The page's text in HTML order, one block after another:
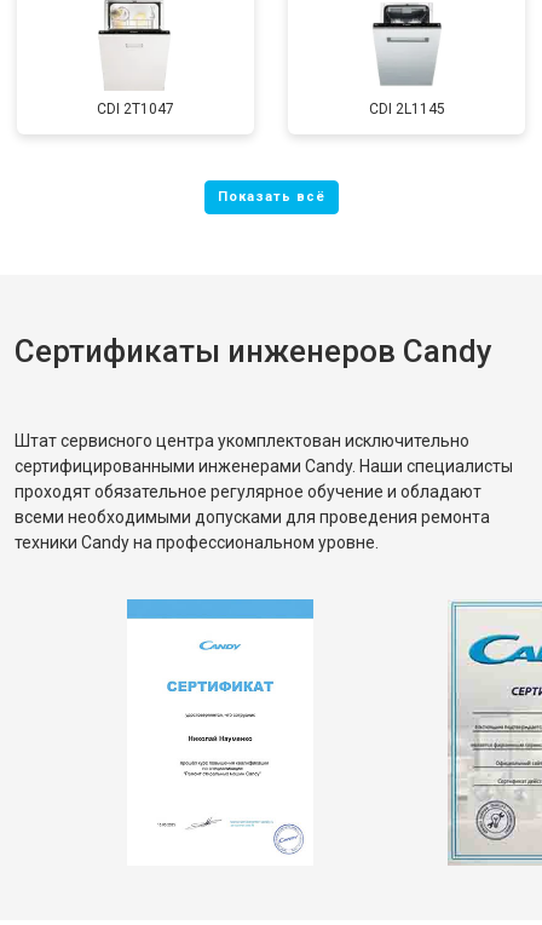
CDI 2T1047 CDI 2L1145
Сертификаты инженеров Candy
Штат сервисного центра укомплектован исключительно
сертифицированными инженерами Candy. Наши специалисты
проходят обязательное регулярное обучение и обладают
всеми необходимыми допусками для проведения ремонта
техники Candy на профессиональном уровне.